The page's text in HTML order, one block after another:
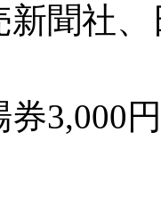
社、
円